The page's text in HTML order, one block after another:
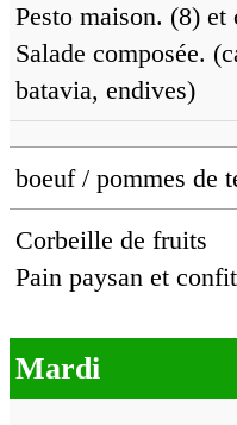
Pesto maison. (8)
Salade composée.
batavia, endives)
boeuf / pommes de
Corbeille de fruits
Pain paysan et
Mardi